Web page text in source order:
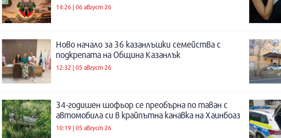
14:26 | 06 август 26
Ново начало за 36 казанлъшки семейства с
подкрепата на Община Казанлък
12:32 | 05 август 26
34-годишен шофьор се преобърна по таван с
автомобила си в крайпътна канавка на Хаинбоаз
10:19 | 05 август 26